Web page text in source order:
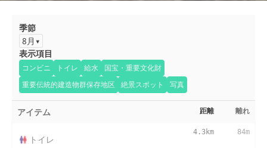
季節
8月
表示項目
コンビニ トイレ 給水
国宝・重要文化財
重要伝統的建造物群保存地区
絶景スポット 写真
アイテム 距離 離れ
トイレ
4.3km 84m